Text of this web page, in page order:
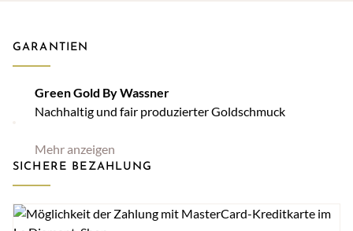
GARANTIEN
Green Gold By Wassner
Nachhaltig und fair produzierter Goldschmuck
Mehr anzeigen
SICHERE BEZAHLUNG